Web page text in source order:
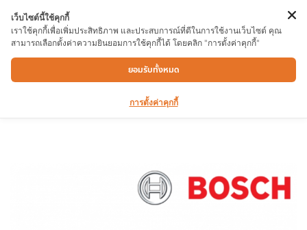
ดอกสว่านโรตารี่ BOSCH SDS PLUS S3
8X100/160mm.
เว็บไซต์นี้ใช้คุกกี้
เราใช้คุกกี้เพื่อเพิ่มประสิทธิภาพ และประสบการณ์ที่ดีในการใช้งานเว็บไซต์ คุณ
สามารถเลือกตั้งค่าความยินยอมการใช้คุกกี้ได้ โดยคลิก "การตั้งค่าคุกกี้"
ยอมรับทั้งหมด
การตั้งค่าคุกกี้